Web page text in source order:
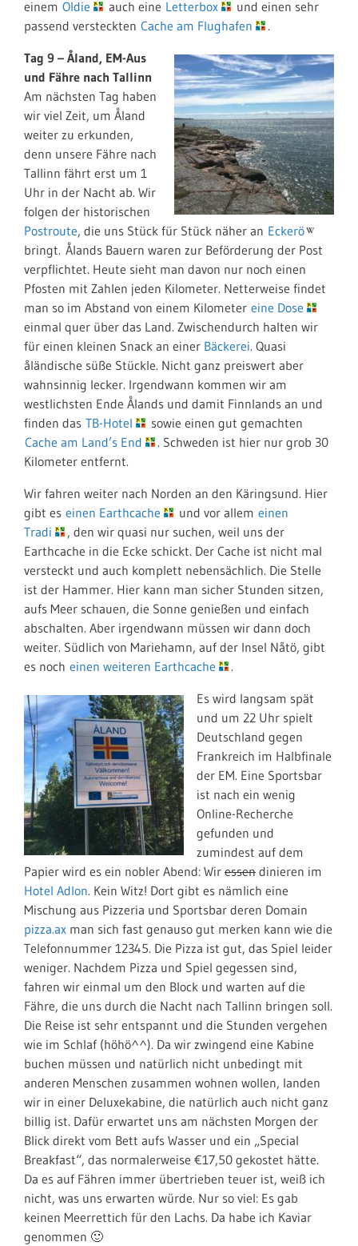
einem Oldie auch eine Letterbox
und einen sehr
passend versteckten Cache am Flughafen
.
Tag 9 – Åland, EM-Aus
und Fähre nach Tallinn
Am nächsten Tag haben
wir viel Zeit, um Åland
weiter zu erkunden,
denn unsere Fähre nach
Tallinn fährt erst um 1
Uhr in der Nacht ab. Wir
folgen der historischen
Postroute, die uns Stück für Stück näher an Eckerö
bringt. Ålands Bauern waren zur Beförderung der Post
verpflichtet. Heute sieht man davon nur noch einen
Pfosten mit Zahlen jeden Kilometer. Netterweise findet
man so im Abstand von einem Kilometer eine Dose
einmal quer über das Land. Zwischendurch halten wir
für einen kleinen Snack an einer Bäckerei. Quasi
åländische süße Stückle. Nicht ganz preiswert aber
wahnsinnig lecker. Irgendwann kommen wir am
westlichsten Ende Ålands und damit Finnlands an und
finden das TB-Hotel
sowie einen gut gemachten
Cache am Land’s End
. Schweden ist hier nur grob 30
Kilometer entfernt.
Wir fahren weiter nach Norden an den Käringsund. Hier
gibt es einen Earthcache und vor allem einen
Tradi
, den wir quasi nur suchen, weil uns der
Earthcache in die Ecke schickt. Der Cache ist nicht mal
versteckt und auch komplett nebensächlich. Die Stelle
ist der Hammer. Hier kann man sicher Stunden sitzen,
aufs Meer schauen, die Sonne genießen und einfach
abschalten. Aber irgendwann müssen wir dann doch
weiter. Südlich von Mariehamn, auf der Insel Nåtö, gibt
es noch einen weiteren Earthcache
.
Es wird langsam spät
und um 22 Uhr spielt
Deutschland gegen
Frankreich im Halbfinale
der EM. Eine Sportsbar
ist nach ein wenig
Online-Recherche
gefunden und
zumindest auf dem
Papier wird es ein nobler Abend: Wir essen dinieren im
Hotel Adlon. Kein Witz! Dort gibt es nämlich eine
Mischung aus Pizzeria und Sportsbar deren Domain
pizza.ax man sich fast genauso gut merken kann wie die
Telefonnummer 12345. Die Pizza ist gut, das Spiel leider
weniger. Nachdem Pizza und Spiel gegessen sind,
fahren wir einmal um den Block und warten auf die
Fähre, die uns durch die Nacht nach Tallinn bringen soll.
Die Reise ist sehr entspannt und die Stunden vergehen
wie im Schlaf (höhö^^). Da wir zwingend eine Kabine
buchen müssen und natürlich nicht unbedingt mit
anderen Menschen zusammen wohnen wollen, landen
wir in einer Deluxekabine, die natürlich auch nicht ganz
billig ist. Dafür erwartet uns am nächsten Morgen der
Blick direkt vom Bett aufs Wasser und ein „Special
Breakfast“, das normalerweise €17,50 gekostet hätte.
Da es auf Fähren immer übertrieben teuer ist, weiß ich
nicht, was uns erwarten würde. Nur so viel: Es gab
keinen Meerrettich für den Lachs. Da habe ich Kaviar
genommen 🙂